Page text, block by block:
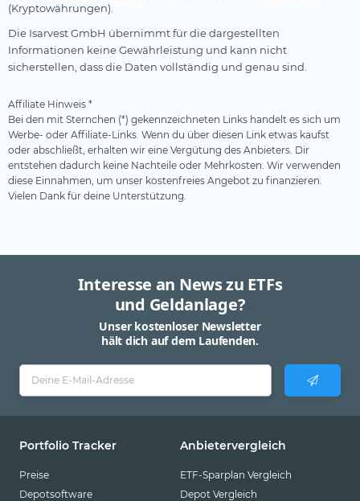
(Kryptowährungen).
Die Isarvest GmbH übernimmt für die dargestellten
Informationen keine Gewährleistung und kann nicht
sicherstellen, dass die Daten vollständig und genau sind.
Affiliate Hinweis *
Bei den mit Sternchen (*) gekennzeichneten Links handelt es sich um
Werbe- oder Affiliate-Links. Wenn du über diesen Link etwas kaufst
oder abschließt, erhalten wir eine Vergütung des Anbieters. Dir
entstehen dadurch keine Nachteile oder Mehrkosten. Wir verwenden
diese Einnahmen, um unser kostenfreies Angebot zu finanzieren.
Vielen Dank für deine Unterstützung.
Interesse an News zu ETFs
und Geldanlage?
Unser kostenloser Newsletter
hält dich auf dem Laufenden.
Portfolio Tracker
Preise
Depotsoftware
Anbietervergleich
ETF-Sparplan Vergleich
Depot Vergleich